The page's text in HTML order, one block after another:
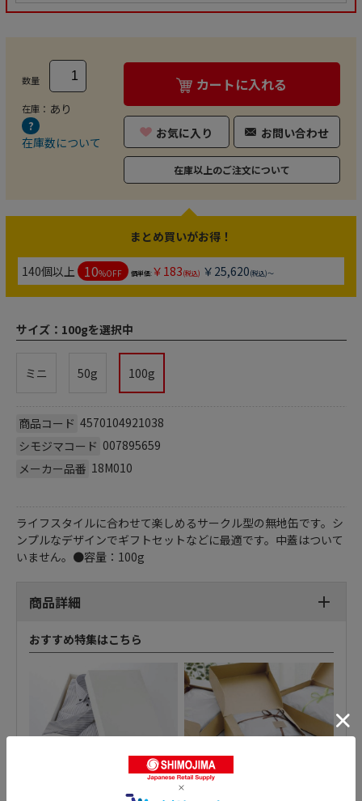
数量
在庫： あり
在庫数について
カートに入れる
お気に入り お問い合わせ
在庫以上のご注文について
まとめ買いがお得！
140個以上 10%OFF 個単価:￥183(税込) ￥25,620(税込)～
サイズ： 100gを選択中
ミニ 50g 100g
商品コード 4570104921038
シモジマコード 007895659
メーカー品番 18M010
ライフスタイルに合わせて楽しめるサークル型の無地缶です。シ
ンプルなデザインでギフトセットなどに最適です。中蓋はついて
いません。●容量：100g
商品詳細
おすすめ特集はこちら